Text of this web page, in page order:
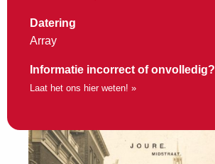
Datering
Array
Informatie incorrect of onvolledig?
Laat het ons hier weten! »